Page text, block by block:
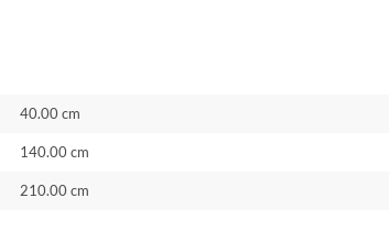
40.00 cm
140.00 cm
210.00 cm